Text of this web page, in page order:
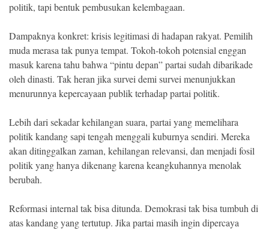
politik, tapi bentuk pembusukan kelembagaan.
Dampaknya konkret: krisis legitimasi di hadapan rakyat. Pemilih
muda merasa tak punya tempat. Tokoh-tokoh potensial enggan
masuk karena tahu bahwa “pintu depan” partai sudah dibarikade
oleh dinasti. Tak heran jika survei demi survei menunjukkan
menurunnya kepercayaan publik terhadap partai politik.
Lebih dari sekadar kehilangan suara, partai yang memelihara
politik kandang sapi tengah menggali kuburnya sendiri. Mereka
akan ditinggalkan zaman, kehilangan relevansi, dan menjadi fosil
politik yang hanya dikenang karena keangkuhannya menolak
berubah.
Reformasi internal tak bisa ditunda. Demokrasi tak bisa tumbuh di
atas kandang yang tertutup. Jika partai masih ingin dipercaya